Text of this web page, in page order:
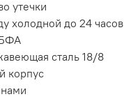
утечки
холодной до 24 часов
сталь 18/8
корпус